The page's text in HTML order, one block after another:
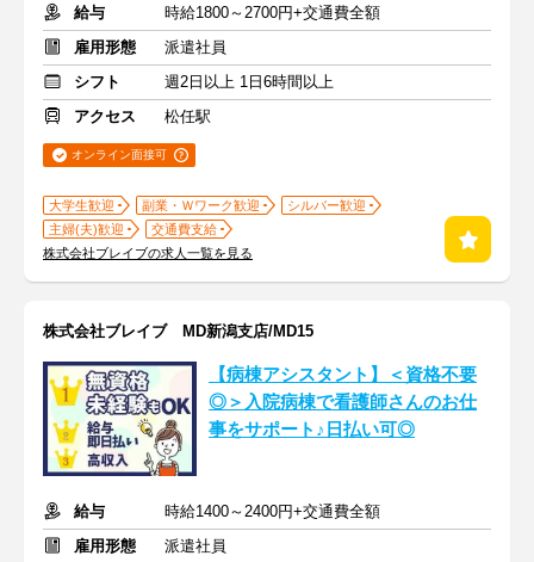
給与
時給1800～2700円+交通費全額
雇用形態
派遣社員
シフト
週2日以上 1日6時間以上
アクセス
松任駅
オンライン面接可
大学生歓迎 副業・Ｗワーク歓迎
シルバー歓迎
主婦(夫)歓迎
交通費支給
株式会社ブレイブの求人一覧を見る
株式会社ブレイブ MD新潟支店/MD15
【病棟アシスタント】＜資格不要
◎＞入院病棟で看護師さんのお仕
事をサポート♪日払い可◎
給与
時給1400～2400円+交通費全額
雇用形態
派遣社員